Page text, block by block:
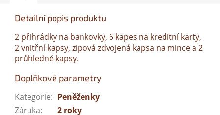
Detailní popis produktu
2 přihrádky na bankovky, 6 kapes na kreditní karty,
2 vnitřní kapsy, zipová zdvojená kapsa na mince a 2
průhledné kapsy.
Doplňkové parametry
Kategorie: Peněženky
Záruka:
2 roky